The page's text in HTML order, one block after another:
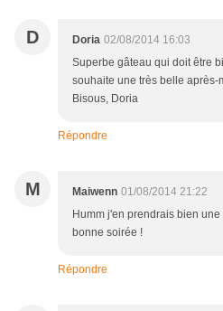
D Doria 02/08/2014 16:03
Superbe gâteau qui doit être
souhaite une très belle après-
Bisous, Doria
Répondre
M Maiwenn 01/08/2014 21:22
Humm j'en prendrais bien
bonne soirée !
Répondre